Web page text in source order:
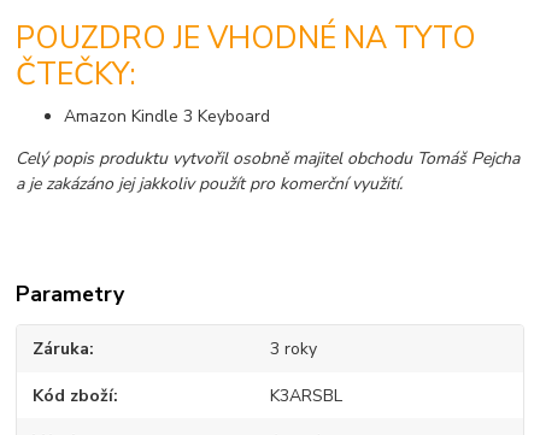
POUZDRO JE VHODNÉ NA TYTO
ČTEČKY:
Amazon Kindle 3 Keyboard
Celý popis produktu vytvořil osobně majitel obchodu Tomáš Pejcha
a je zakázáno jej jakkoliv použít pro komerční využití.
Parametry
Záruka 3 roky
Kód zboží K3ARSBL